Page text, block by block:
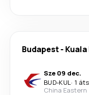
Budapest-
Sze 09 dec.
BUD-KUL· 1
China Eastern